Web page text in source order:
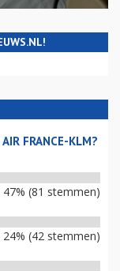
FRANCE-KLM?
47% (81 stemmen)
24% (42 stemmen)